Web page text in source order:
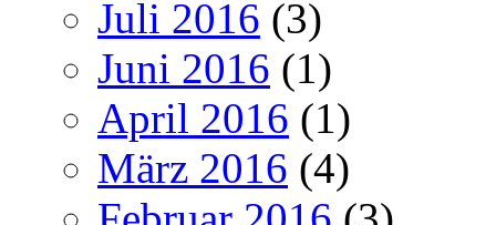
Juli 2016 (3)
Juni 2016 (1)
April 2016 (1)
März 2016 (4)